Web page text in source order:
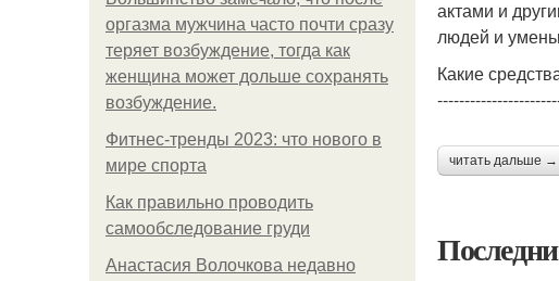
оргазма мужчина часто почти сразу
теряет возбуждение, тогда как
женщина может дольше сохранять
возбуждение.
Фитнес-тренды 2023: что нового в
мире спорта
Как правильно проводить
самообследование груди
Анастасия Волочкова недавно
актами и
людей и
Какие
читать дальше →